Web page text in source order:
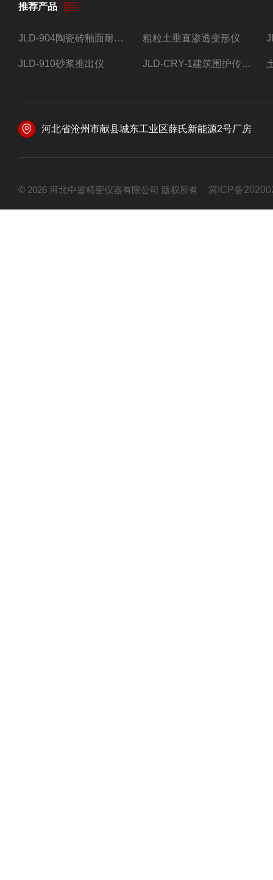
推荐产品
JLD-904陶瓷砖釉面耐磨试验仪 粗粒土垂直渗透变形仪
JLD-910砂浆推出仪 JLD-CRY-1建筑围护传热系数现场检测仪仪器
河北省沧州市献县城东工业区薛氏新能源2号厂房
© 2026 河北中鉴精密仪器有限公司 版权所有 冀ICP备